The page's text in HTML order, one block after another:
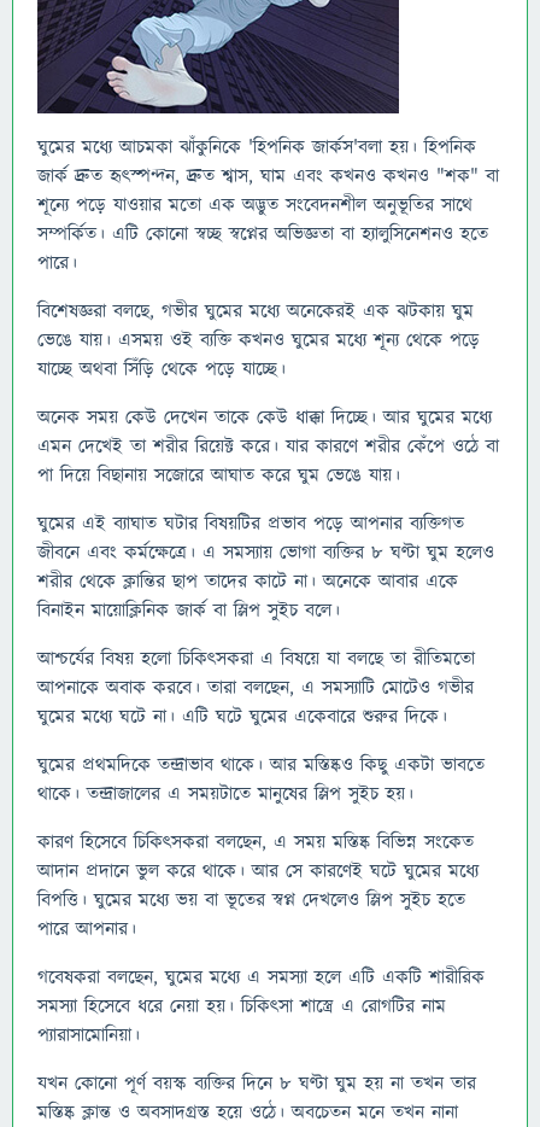
ঘুমের মধ্যে আচমকা ঝাঁকুনিকে 'হিপনিক জার্কস'বলা হয়। হিপনিক
জার্ক দ্রুত হৃৎস্পন্দন, দ্রুত শ্বাস, ঘাম এবং কখনও কখনও "শক" বা
শূন্যে পড়ে যাওয়ার মতো এক অদ্ভুত সংবেদনশীল অনুভূতির সাথে
সম্পর্কিত। এটি কোনো স্বচ্ছ স্বপ্নের অভিজ্ঞতা বা হ্যালুসিনেশনও হতে
পারে।
বিশেষজ্ঞরা বলছে, গভীর ঘুমের মধ্যে অনেকেরই এক ঝটকায় ঘুম
ভেঙে যায়। এসময় ওই ব্যক্তি কখনও ঘুমের মধ্যে শূন্য থেকে পড়ে
যাচ্ছে অথবা সিঁড়ি থেকে পড়ে যাচ্ছে।
অনেক সময় কেউ দেখেন তাকে কেউ ধাক্কা দিচ্ছে। আর ঘুমের মধ্যে
এমন দেখেই তা শরীর রিয়েক্ট করে। যার কারণে শরীর কেঁপে ওঠে বা
পা দিয়ে বিছানায় সজোরে আঘাত করে ঘুম ভেঙে যায়।
ঘুমের এই ব্যাঘাত ঘটার বিষয়টির প্রভাব পড়ে আপনার ব্যক্তিগত
জীবনে এবং কর্মক্ষেত্রে। এ সমস্যায় ভোগা ব্যক্তির ৮ ঘণ্টা ঘুম হলেও
শরীর থেকে ক্লান্তির ছাপ তাদের কাটে না। অনেকে আবার একে
বিনাইন মায়োক্লিনিক জার্ক বা স্লিপ সুইচ বলে।
আশ্চর্যের বিষয় হলো চিকিৎসকরা এ বিষয়ে যা বলছে তা রীতিমতো
আপনাকে অবাক করবে। তারা বলছেন, এ সমস্যাটি মোটেও গভীর
ঘুমের মধ্যে ঘটে না। এটি ঘটে ঘুমের একেবারে শুরুর দিকে।
ঘুমের প্রথমদিকে তন্দ্রাভাব থাকে। আর মস্তিষ্কও কিছু একটা ভাবতে
থাকে। তন্দ্রাজালের এ সময়টাতে মানুষের স্লিপ সুইচ হয়।
কারণ হিসেবে চিকিৎসকরা বলছেন, এ সময় মস্তিষ্ক বিভিন্ন সংকেত
আদান প্রদানে ভুল করে থাকে। আর সে কারণেই ঘটে ঘুমের মধ্যে
বিপত্তি। ঘুমের মধ্যে ভয় বা ভূতের স্বপ্ন দেখলেও স্লিপ সুইচ হতে
পারে আপনার।
গবেষকরা বলছেন, ঘুমের মধ্যে এ সমস্যা হলে এটি একটি শারীরিক
সমস্যা হিসেবে ধরে নেয়া হয়। চিকিৎসা শাস্ত্রে এ রোগটির নাম
প্যারাসামোনিয়া।
যখন কোনো পূর্ণ বয়স্ক ব্যক্তির দিনে ৮ ঘণ্টা ঘুম হয় না তখন তার
মস্তিষ্ক ক্লান্ত ও অবসাদগ্রস্ত হয়ে ওঠে। অবচেতন মনে তখন নানা